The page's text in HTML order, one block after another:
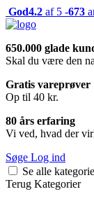
God4.2 af 5 -673
650.000 glade
Skal du være den
Gratis vareprøver
Op til 40 kr.
80 års erfaring
Vi ved, hvad der
Søge Log ind
Se alle
Terug Kategorier